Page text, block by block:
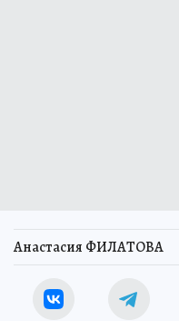
Анастасия ФИЛАТОВА